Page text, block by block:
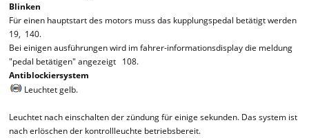
Blinken
Für einen hauptstart des motors muss das kupplungspedal betätigt werden
19, 140.
Bei einigen ausführungen wird im fahrer-informationsdisplay die meldung
"pedal betätigen" angezeigt 108.
Antiblockiersystem
Leuchtet gelb.
Leuchtet nach einschalten der zündung für einige sekunden. Das system ist
nach erlöschen der kontrollleuchte betriebsbereit.